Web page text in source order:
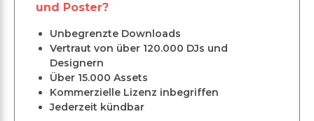
und Poster?
Unbegrenzte Downloads
Vertraut von über 120.000 DJs und
Designern
Über 15.000 Assets
Kommerzielle Lizenz inbegriffen
Jederzeit kündbar